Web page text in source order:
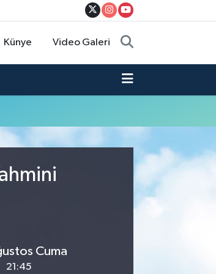
Künye Video Galeri
Cuma
21:45